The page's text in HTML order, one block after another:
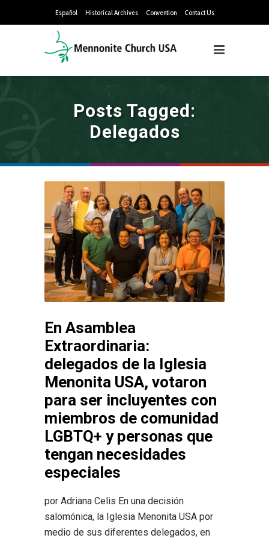
Español Historical Archives Convention Contact Us
Posts Tagged:
Delegados
En Asamblea
Extraordinaria:
delegados de la Iglesia
Menonita USA, votaron
para ser incluyentes con
miembros de comunidad
LGBTQ+ y personas que
tengan necesidades
especiales
por Adriana Celis En una decisión
salomónica, la Iglesia Menonita USA por
medio de sus diferentes delegados, en